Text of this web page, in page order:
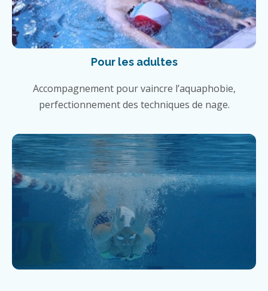
Pour les adultes
Accompagnement pour vaincre l’aquaphobie,
perfectionnement des techniques de nage.